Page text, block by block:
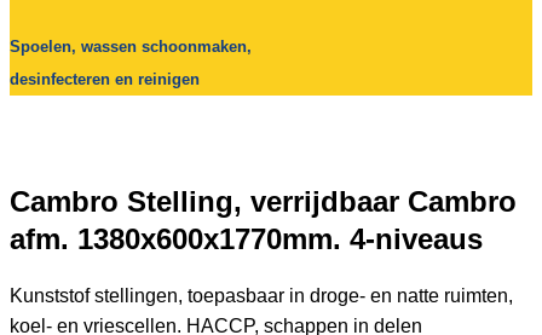
Spoelen, wassen schoonmaken,
desinfecteren en reinigen
Cambro Stelling, verrijdbaar Cambro
afm. 1380x600x1770mm. 4-niveaus
Kunststof stellingen, toepasbaar in droge- en natte ruimten,
koel- en vriescellen. HACCP, schappen in delen